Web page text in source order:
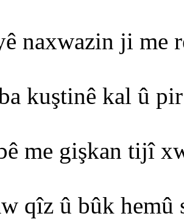
naxwazin ji me
kuştinê kal û
me gişkan tijî
qîz û bûk hemû